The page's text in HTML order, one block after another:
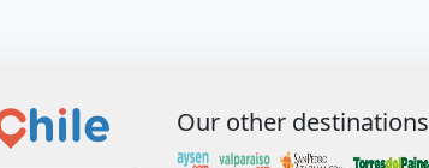
Our other destinations